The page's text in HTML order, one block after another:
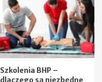
Szkolenia BHP –
dlaczego są niezbędne